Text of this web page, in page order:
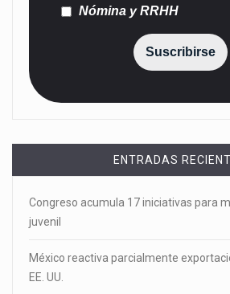
Nómina y RRHH
Suscribirse
ENTRADAS
Congreso acumula 17 iniciativas para
juvenil
México reactiva parcialmente
EE. UU.